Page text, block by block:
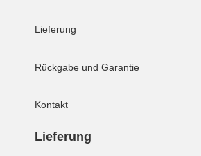
Lieferung
Rückgabe und Garantie
Kontakt
Lieferung